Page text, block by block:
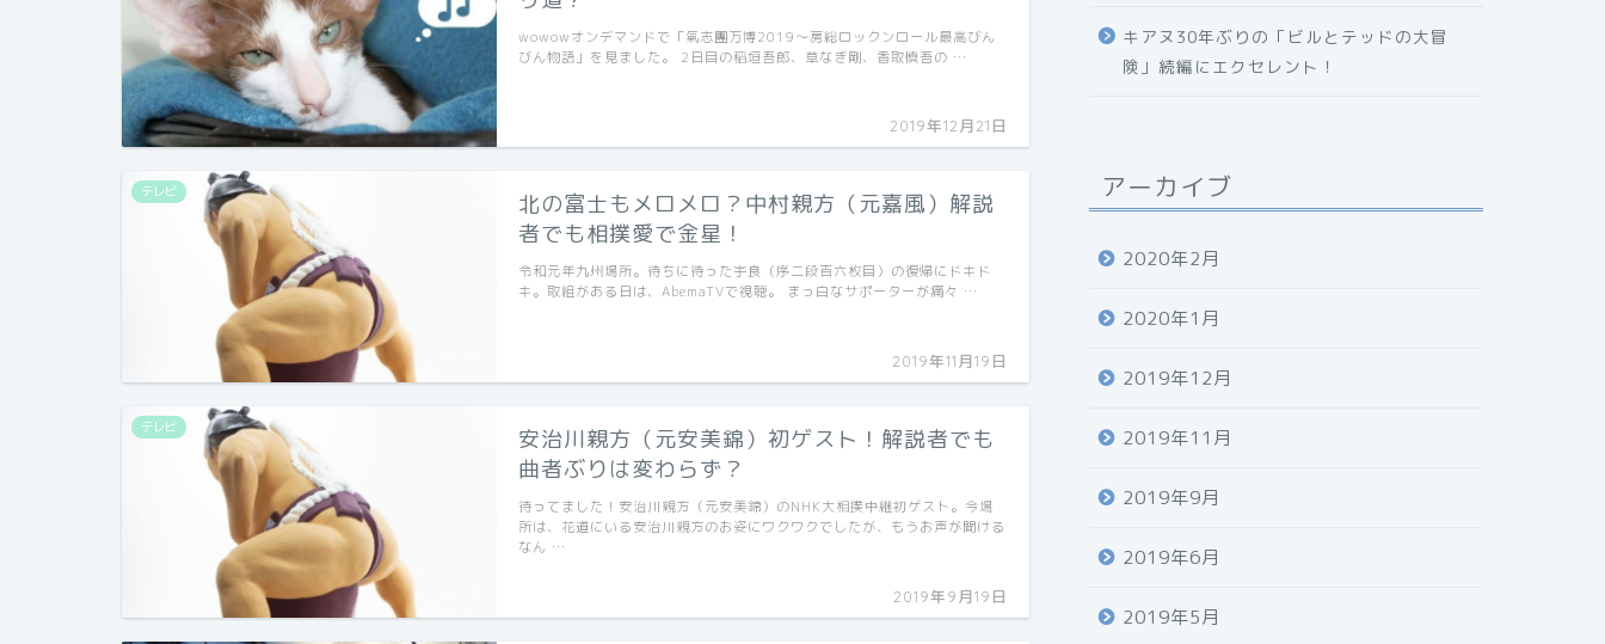
2019年12月21日
wowowオンデマンドで「氣志團万博2019～房総ロックンロール最高びん
びん物語」を見ました。 2日目の稲垣吾郎、草なぎ剛、香取慎吾の …
テレビ
北の富士もメロメロ？中村親方（元嘉風）解説
者でも相撲愛で金星！
2019年11月19日
令和元年九州場所。待ちに待った宇良（序二段百六枚目）の復帰にドキド
キ。取組がある日は、AbemaTVで視聴。 まっ白なサポーターが痛々 …
テレビ
安治川親方（元安美錦）初ゲスト！解説者でも
曲者ぶりは変わらず？
2019年9月19日
待ってました！安治川親方（元安美錦）のNHK大相撲中継初ゲスト。今場
所は、花道にいる安治川親方のお姿にワクワクでしたが、もうお声が聞ける
なん …
キアヌ30年ぶりの「ビルとテッドの大冒
険」続編にエクセレント！
アーカイブ
2020年2月
2020年1月
2019年12月
2019年11月
2019年9月
2019年6月
2019年5月